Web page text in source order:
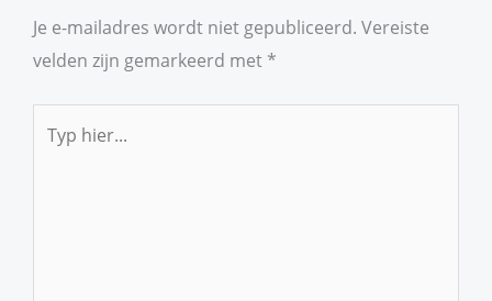
Je e-mailadres wordt niet gepubliceerd. Vereiste
velden zijn gemarkeerd met *
hier...